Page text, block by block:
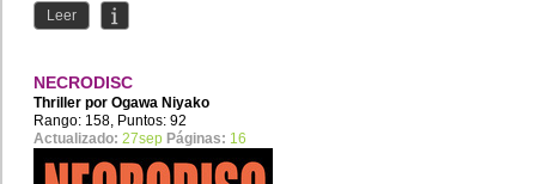
Leer
NECRODISC
Thriller por Ogawa Niyako
Rango: 158, Puntos: 92
Actualizado: 27sep Páginas: 16